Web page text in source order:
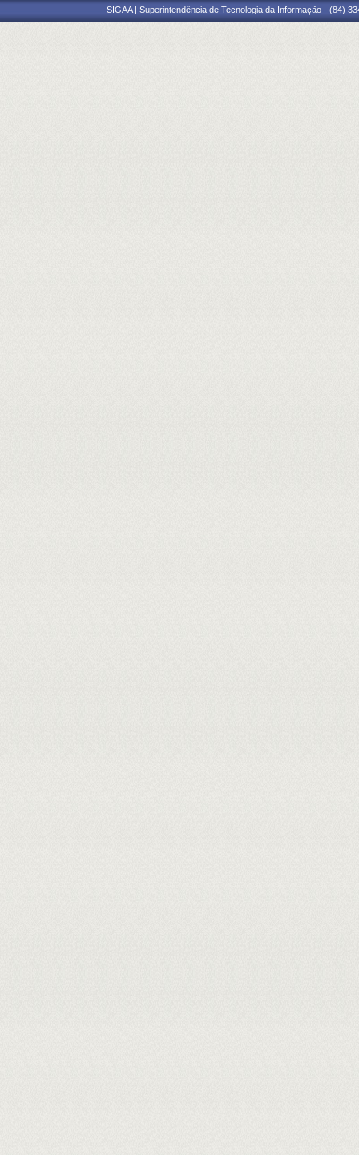
SIGAA | Superintendência de Tecnologia da Informação - (84)